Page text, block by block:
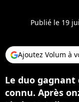
Publié le 19
Ajoutez Volum à
Le duo gagnant
connu. Après